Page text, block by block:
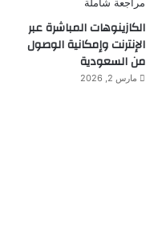
الكازينوهات المباشرة عبر
الإنترنت وإمكانية الوصول
من السعودية
مارس 2, 2026